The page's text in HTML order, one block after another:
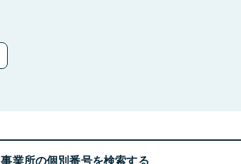
事業所の個別番号を検索する